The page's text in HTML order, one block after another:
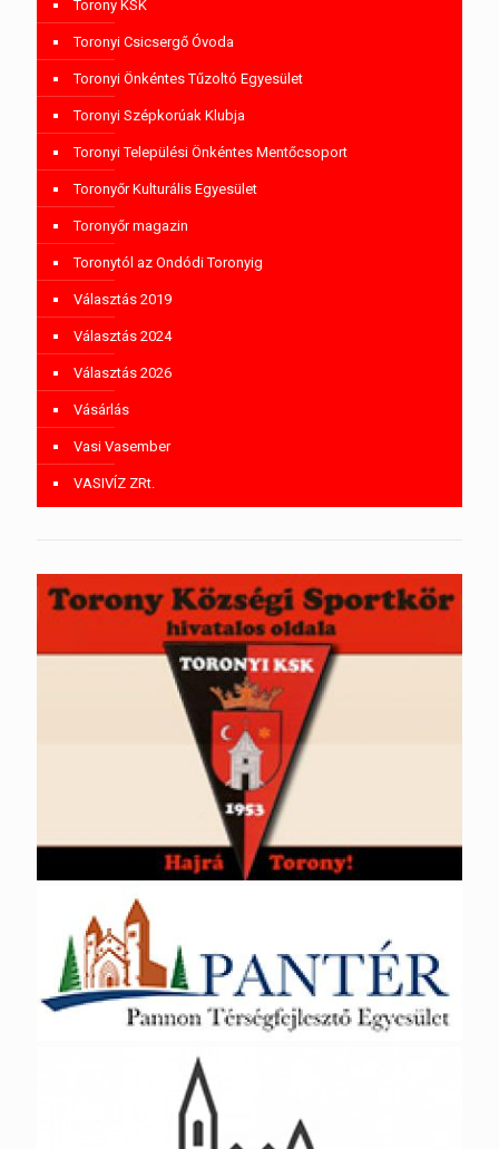
Torony KSK
Toronyi Csicsergő Óvoda
Toronyi Önkéntes Tűzoltó Egyesület
Toronyi Szépkorúak Klubja
Toronyi Települési Önkéntes Mentőcsoport
Toronyőr Kulturális Egyesület
Toronyőr magazin
Toronytól az Ondódi Toronyig
Választás 2019
Választás 2024
Választás 2026
Vásárlás
Vasi Vasember
VASIVÍZ ZRt.